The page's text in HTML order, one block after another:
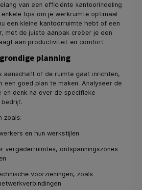
van een efficiënte kantoorindeling
tips om je werkruimte optimaal
een kleine kantoorruimte hebt of een
met de juiste aanpak creëer je een
aan productiviteit en comfort.
planning
aanschaft of de ruimte gaat inrichten,
een goed plan te maken. Analyseer de
en denk na over de specifieke
zoals:
en hun werkstijlen
vergaderruimtes, ontspanningszones
voorzieningen, zoals